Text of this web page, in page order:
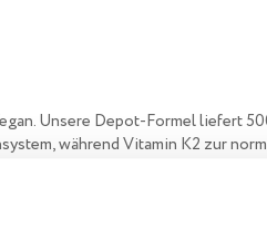
Unsere Depot-Formel liefert
während Vitamin K2 zur